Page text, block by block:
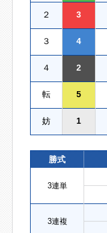
２ 3
３ 4
４ 2
転 5
妨 1
勝式
3連単
3連複